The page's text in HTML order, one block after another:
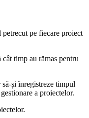
pe fiecare proiect
timp au rămas pentru
și înregistreze timpul
a proiectelor.